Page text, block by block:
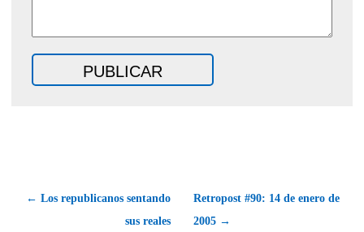
← Los republicanos sentando
sus reales
Retropost #90: 14 de enero de
2005 →